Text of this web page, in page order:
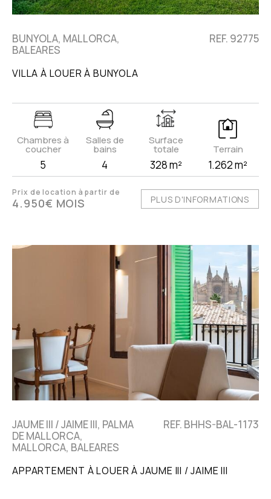
BUNYOLA, MALLORCA,
BALEARES
REF. 92775
VILLA À LOUER À BUNYOLA
Chambres à
coucher
5
Salles de
bains
4
Surface
totale
328 m²
Terrain
1.262 m²
Prix de location à partir de
4.950€ MOIS PLUS D'INFORMATIONS
JAUME III / JAIME III, PALMA
DE MALLORCA,
MALLORCA, BALEARES
REF. BHHS-BAL-1173
APPARTEMENT À LOUER À JAUME III / JAIME III